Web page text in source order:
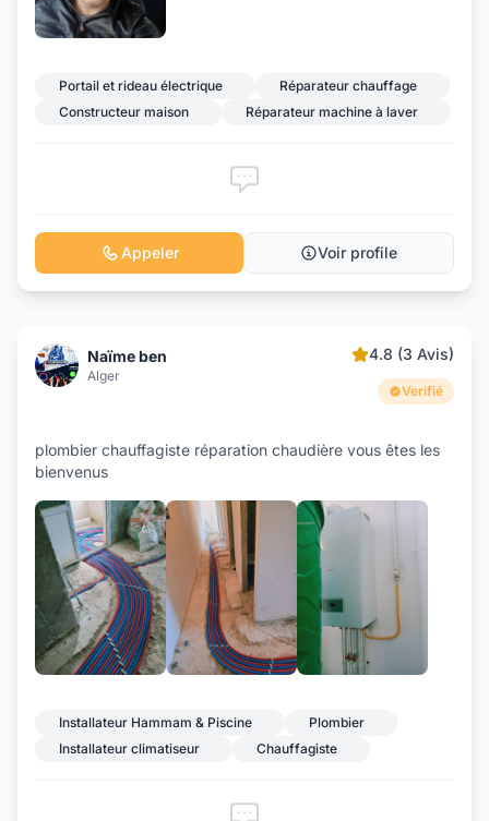
Portail et rideau électrique
Réparateur chauffage
Constructeur maison
Réparateur machine à laver
Appeler Voir profile
Naïme ben
Alger
4.8 (3 Avis)
Verifié
plombier chauffagiste réparation chaudière vous êtes les
bienvenus
Installateur Hammam & Piscine
Plombier
Installateur climatiseur
Chauffagiste